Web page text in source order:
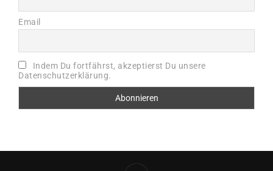
Email
Indem Du fortfährst, akzeptierst Du unsere
Datenschutzerklärung.